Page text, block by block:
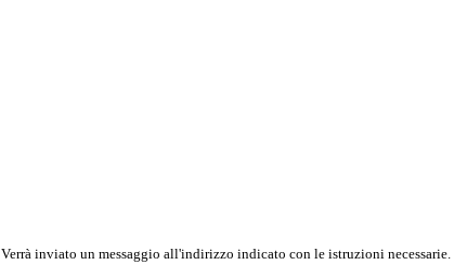
Verrà inviato un messaggio all'indirizzo indicato con le istruzioni necessarie.